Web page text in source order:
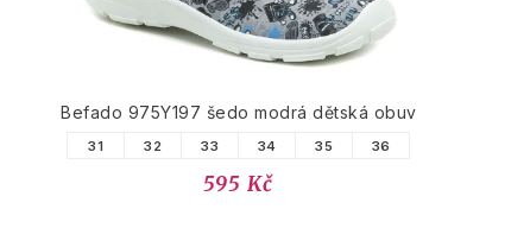
Befado 975Y197 šedo modrá dětská obuv
31 32 33 34 35 36
595 Kč